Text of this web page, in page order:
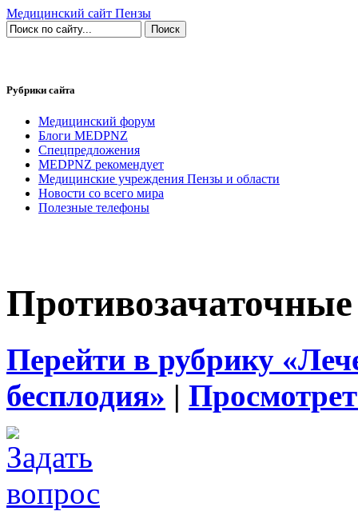
Медицинский сайт Пензы
Рубрики сайта
Медицинский форум
Блоги MEDPNZ
Спецпредложения
MEDPNZ рекомендует
Медицинские учреждения Пензы и области
Новости со всего мира
Полезные телефоны
Перейти в рубрику
бесплодия» |